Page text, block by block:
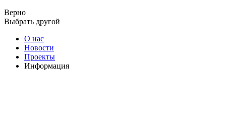
Верно
Выбрать другой
О нас
Новости
Проекты
Информация